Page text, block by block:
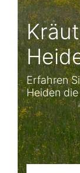
Erfahren
Heiden